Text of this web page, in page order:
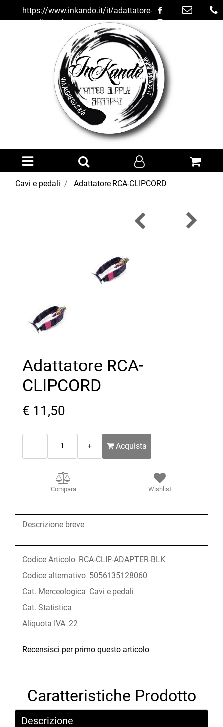
https://www.inkando.it/it/adattatore-
rca-clipcord
Open menu
Cavi e pedali Adattatore RCA-CLIPCORD
Adattatore RCA-
CLIPCORD
€ 11,50
Acquista
Compara Wishlist
Descrizione breve
Codice Articolo RCA-CLIP-ADAPTER-BLK
Codice alternativo 5056135128060
Cat. Merceologica Cavi e pedali
Cat. Statistica
Aliquota IVA 22
Recensisci per primo questo articolo
Caratteristiche Prodotto
Descrizione